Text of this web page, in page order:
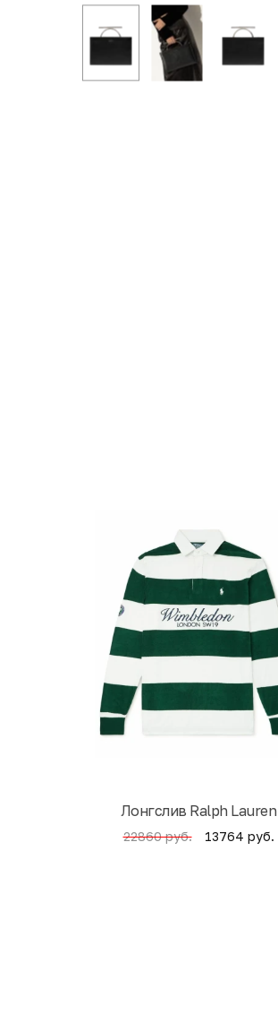
Лонгслив Ralph Lauren
22860 руб. 13764 руб.